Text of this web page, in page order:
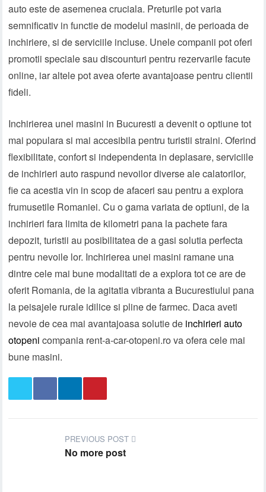
auto este de asemenea cruciala. Preturile pot varia
semnificativ in functie de modelul masinii, de perioada de
inchiriere, si de serviciile incluse. Unele companii pot oferi
promotii speciale sau discounturi pentru rezervarile facute
online, iar altele pot avea oferte avantajoase pentru clientii
fideli.
Inchirierea unei masini in Bucuresti a devenit o optiune tot
mai populara si mai accesibila pentru turistii straini. Oferind
flexibilitate, confort si independenta in deplasare, serviciile
de inchirieri auto raspund nevoilor diverse ale calatorilor,
fie ca acestia vin in scop de afaceri sau pentru a explora
frumusetile Romaniei. Cu o gama variata de optiuni, de la
inchirieri fara limita de kilometri pana la pachete fara
depozit, turistii au posibilitatea de a gasi solutia perfecta
pentru nevoile lor. Inchirierea unei masini ramane una
dintre cele mai bune modalitati de a explora tot ce are de
oferit Romania, de la agitatia vibranta a Bucurestiului pana
la peisajele rurale idilice si pline de farmec. Daca aveti
nevoie de cea mai avantajoasa solutie de inchirieri auto
otopeni compania rent-a-car-otopeni.ro va ofera cele mai
bune masini.
PREVIOUS POST
No more post